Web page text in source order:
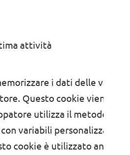
attività
i dati delle
Questo cookie viene
utilizza il metodo
con variabili personalizzate a
cookie è utilizzato anche